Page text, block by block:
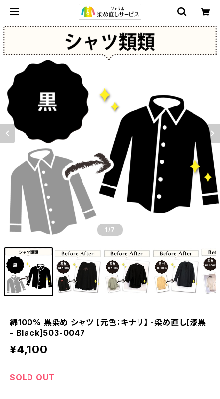
1 /7
綿100% 黒染め シャツ 【元色：キナリ】 -染め直し[漆黒
- Black]503-0047
¥4,100
SOLD OUT